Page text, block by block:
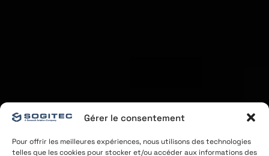
Gérer le consentement
Pour offrir les meilleures expériences, nous utilisons des technologies
telles que les cookies pour stocker et/ou accéder aux informations des